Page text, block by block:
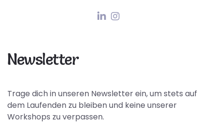
Newsletter
Trage dich in unseren Newsletter ein, um stets auf
dem Laufenden zu bleiben und keine unserer
Workshops zu verpassen.